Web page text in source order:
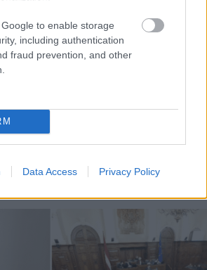
to enable storage
including authentication
fraud prevention, and other
Data Access Privacy Policy